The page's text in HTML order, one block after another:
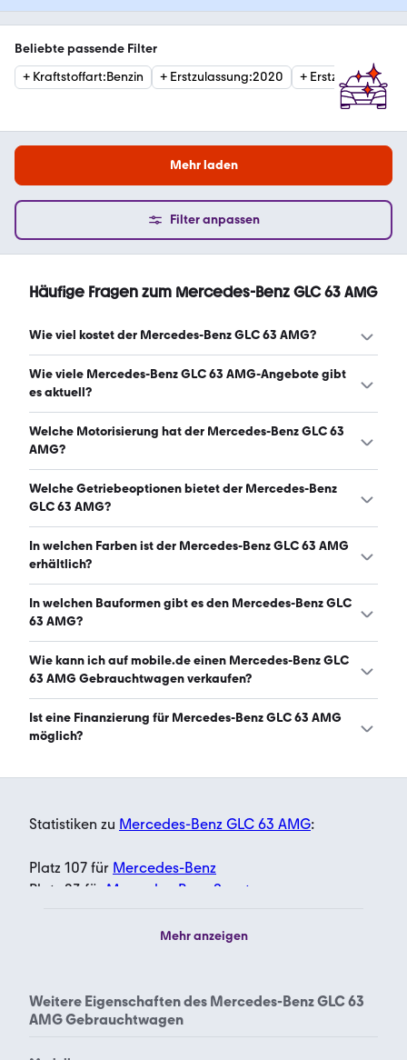
Beliebte passende Filter
+ Kraftstoffart:Benzin + Erstzulassung:2020 + Erstzulassung
Mehr laden
Filter anpassen
Häufige Fragen zum Mercedes-Benz GLC 63 AMG
Wie viel kostet der Mercedes-Benz GLC 63 AMG?
Ein guter Preis für einen Mercedes-Benz GLC 63 AMG liegt
zwischen 48.690 € und 67.888 €. (Stand: 6.8.2026)
Wie viele Mercedes-Benz GLC 63 AMG-Angebote gibt
es aktuell?
Es gibt insgesamt 421 Mercedes-Benz GLC 63 AMG bei
mobile.de, davon 420 Gebraucht- und 1 Neuwagen.
Welche Motorisierung hat der Mercedes-Benz GLC 63
AMG?
Der Mercedes-Benz GLC 63 AMG hat Leistungen
zwischen 476 und 600 PS. (Stand: 6.8.2026)
Welche Getriebeoptionen bietet der Mercedes-Benz
GLC 63 AMG?
Der Mercedes-Benz GLC 63 AMG ist mit automatischem
und manuellem Getriebe erhältlich. (Stand: 6.8.2026)
In welchen Farben ist der Mercedes-Benz GLC 63 AMG
erhältlich?
Den Mercedes-Benz GLC 63 AMG gibt es in folgenden
Farben: schwarz, grau, weiß, blau, silber, rot, grün, braun
6.8.2026)
In welchen Bauformen gibt es den Mercedes-Benz GLC
63 AMG?
Den Mercedes-Benz GLC 63 AMG gibt es in folgenden
Bauformen: SUV und Sportwagen/Coupé. (Stand:
Wie kann ich auf mobile.de einen Mercedes-Benz GLC
63 AMG Gebrauchtwagen verkaufen?
Alle Informationen zum Verkauf an mobile.de-
Ankaufstationen oder per Inserat auf mobile.de gibt es
Ist eine Finanzierung für Mercedes-Benz GLC 63 AMG
möglich?
jeweiligen Angebotsseite berechnet werden.
Statistiken zu Mercedes-Benz GLC 63 AMG:
Platz 107 für Mercedes-Benz
Platz 23 für Mercedes-Benz Sportwagen
Mercedes-Benz SUV
Mehr anzeigen
Weitere Eigenschaften des Mercedes-Benz GLC 63
AMG Gebrauchtwagen